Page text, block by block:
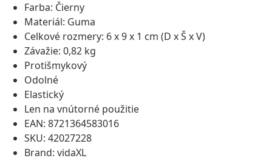
Farba: Čierny
Materiál: Guma
Celkové rozmery: 6 x 9 x 1 cm (D x Š x V)
Závažie: 0,82 kg
Protišmykový
Odolné
Elastický
Len na vnútorné použitie
EAN: 8721364583016
SKU: 42027228
Brand: vidaXL